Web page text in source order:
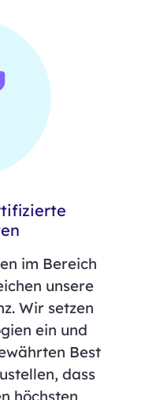
im Bereich
unsere
Wir setzen
ein und
Best
dass
höchsten